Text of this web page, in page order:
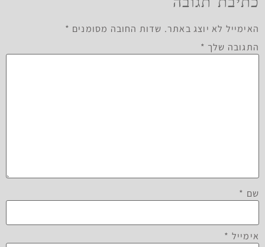
האימייל לא יוצג באתר. שדות החובה מסומנים *
התגובה שלך *
שם *
אימייל *